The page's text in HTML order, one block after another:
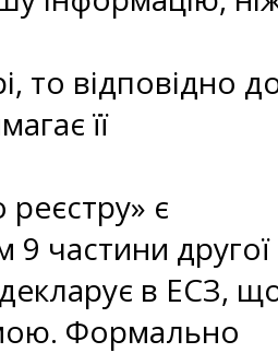
то відповідно
її
реєстру» є
частини другої
в ЕСЗ,
Формально